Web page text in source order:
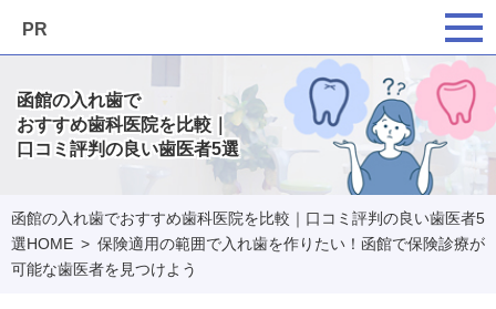
函館の入れ歯で
おすすめ歯科医院を比較｜
口コミ評判の良い歯医者5選
PR
函館の入れ歯でおすすめ歯科医院を比較｜口コミ評判の良い歯医者5
選HOME
保険適用の範囲で入れ歯を作りたい！函館で保険診療が
可能な歯医者を見つけよう